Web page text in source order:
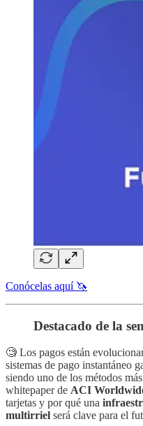
Conócelas aquí 🦄
Destacado de la
🧐 Los pagos están
sistemas de pago instantáneo
siendo uno de los métodos
whitepaper de ACI
tarjetas y por qué una
multirriel será clave para el